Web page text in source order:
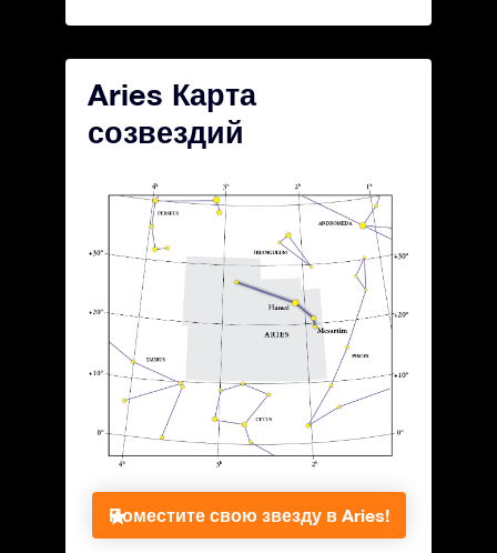
Aries Карта
созвездий
Поместите свою звезду в Aries!